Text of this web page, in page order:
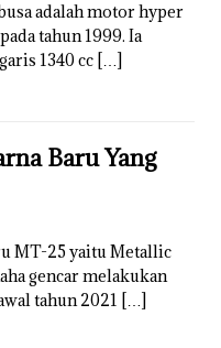
adalah motor hyper
tahun 1999. Ia
1340 cc […]
Baru Yang
MT-25 yaitu Metallic
gencar melakukan
tahun 2021 […]